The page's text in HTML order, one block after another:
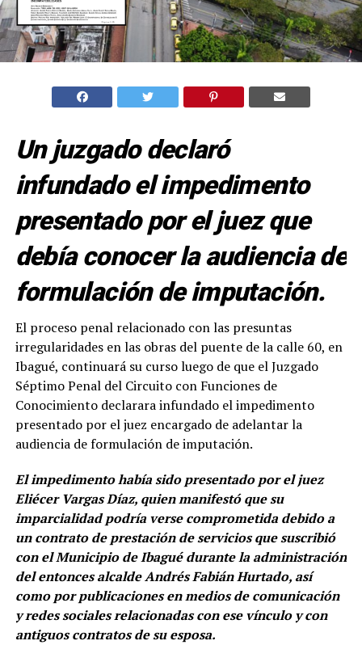
Un juzgado declaró
infundado el impedimento
presentado por el juez que
debía conocer la audiencia de
formulación de imputación.
El proceso penal relacionado con las presuntas
irregularidades en las obras del puente de la calle 60, en
Ibagué, continuará su curso luego de que el Juzgado
Séptimo Penal del Circuito con Funciones de
Conocimiento declarara infundado el impedimento
presentado por el juez encargado de adelantar la
audiencia de formulación de imputación.
El impedimento había sido presentado por el juez
Eliécer Vargas Díaz, quien manifestó que su
imparcialidad podría verse comprometida debido a
un contrato de prestación de servicios que suscribió
con el Municipio de Ibagué durante la administración
del entonces alcalde Andrés Fabián Hurtado, así
como por publicaciones en medios de comunicación
y redes sociales relacionadas con ese vínculo y con
antiguos contratos de su esposa.